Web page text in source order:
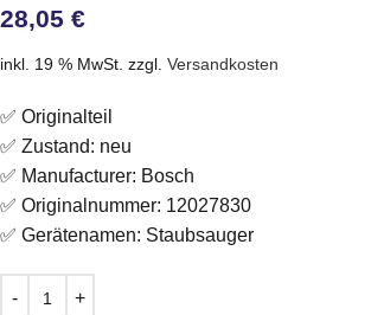
28,05 €
inkl. 19 % MwSt. zzgl. Versandkosten
✅ Originalteil
✅ Zustand: neu
✅ Manufacturer: Bosch
✅ Originalnummer: 12027830
✅ Gerätenamen: Staubsauger